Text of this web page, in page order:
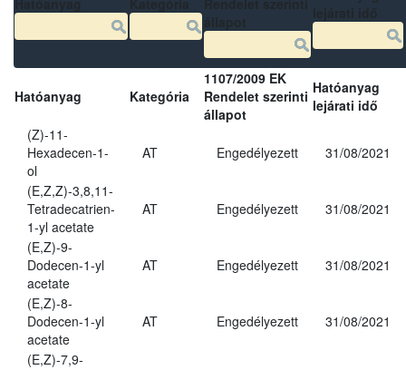
Hatóanyag Kategória
1107/2009 EK
Rendelet szerinti
állapot
Hatóanyag
lejárati idő
(Z)-11-
Hexadecen-1-
ol
AT Engedélyezett 31/08/2021
(E,Z,Z)-3,8,11-
Tetradecatrien-
1-yl acetate
AT Engedélyezett 31/08/2021
(E,Z)-9-
Dodecen-1-yl
acetate
AT Engedélyezett 31/08/2021
(E,Z)-8-
Dodecen-1-yl
acetate
AT Engedélyezett 31/08/2021
(E,Z)-7,9-